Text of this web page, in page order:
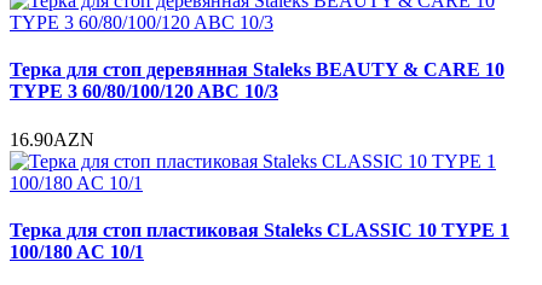
Терка для стоп деревянная Staleks BEAUTY & CARE 10
TYPE 3 60/80/100/120 ABC 10/3
16.90AZN
Терка для стоп пластиковая Staleks CLASSIC 10 TYPE 1
100/180 AC 10/1